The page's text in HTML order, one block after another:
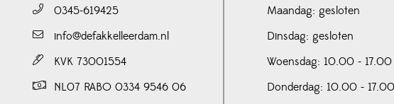
0345-619425
info@defakkelleerdam.nl
KVK 73001554
NL07 RABO 0334 9546 06
Maandag: gesloten
Dinsdag: gesloten
Woensdag: 10.00 - 17.00
Donderdag: 10.00 - 17.00